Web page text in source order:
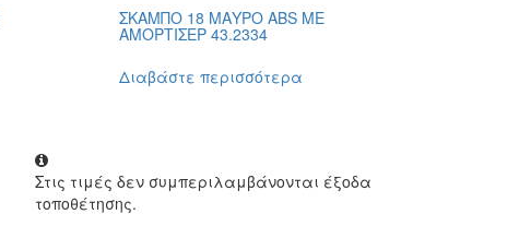
ΣΚΑΜΠΟ 18 ΜΑΥΡΟ ABS ΜΕ
ΑΜΟΡΤΙΣΕΡ 43.2334
Διαβάστε περισσότερα
Στις τιμές δεν συμπεριλαμβάνονται έξοδα
τοποθέτησης.